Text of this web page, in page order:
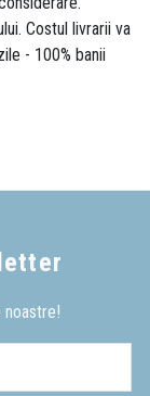
Costul livrarii va
- 100% banii